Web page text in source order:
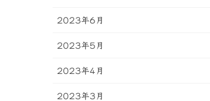
2023年6月
2023年5月
2023年4月
2023年3月